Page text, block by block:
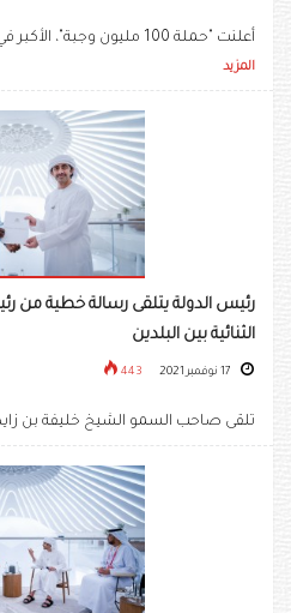
أعلنت "حملة 100 مليون وجبة"، الأكبر في المنطقة لإطعام الطعام .....
المزيد
رئيس الدولة يتلقى رسالة خطية من
الثنائية بين البلدين
443
تلقى صاحب السمو الشيخ خليفة بن